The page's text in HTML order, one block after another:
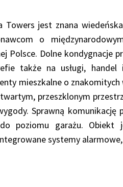
Towers jest znana
o
Polsce. Dolne kondygnacje
także na usługi,
mieszkalne o
przeszklonym
Sprawną komunikację
poziomu garażu.
systemy